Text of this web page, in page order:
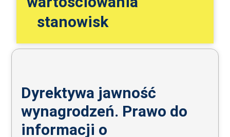
stanowisk
Dyrektywa jawność
wynagrodzeń. Prawo do
informacji o